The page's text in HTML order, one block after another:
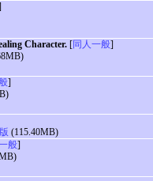
Character. [同人一般]
]
(115.40MB)
般]